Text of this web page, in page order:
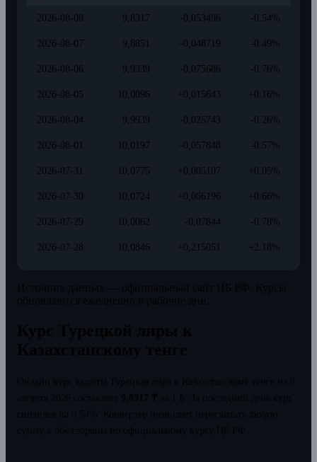
2026-08-08 9,8317 -0,053496 -0.54%
2026-08-07 9,8851 -0,048719 -0.49%
2026-08-06 9,9339 -0,075686 -0.76%
2026-08-05 10,0096 +0,015643 +0.16%
2026-08-04 9,9939 -0,025743 -0.26%
2026-08-01 10,0197 -0,057848 -0.57%
2026-07-31 10,0775 +0,005107 +0.05%
2026-07-30 10,0724 +0,066196 +0.66%
2026-07-29 10,0062 -0,07844 -0.78%
2026-07-28 10,0846 +0,215051 +2.18%